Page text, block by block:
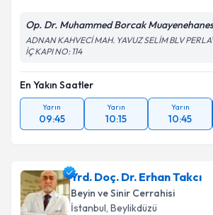
Op. Dr. Muhammed Borcak
ADNAN KAHVECİ MAH. YAVUZ SELİM BLV
İÇ KAPI NO: 114
En Yakın Saatler
Yarın
09:45
Yarın
10:15
Yarın
10:45
Yrd. Doç. Dr. Erhan Takcı
Beyin ve Sinir Cerrahisi
İstanbul, Beylikdüzü